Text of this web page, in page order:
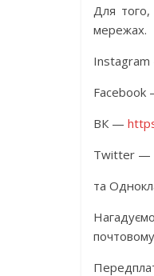
Для того,
мережах.
Facebook
ВК —
Twitter —
та
почтовому